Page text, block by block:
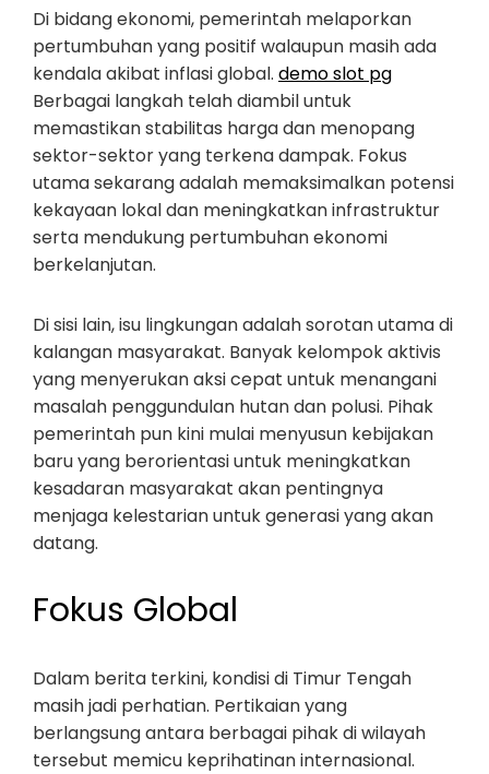
Di bidang ekonomi, pemerintah melaporkan
pertumbuhan yang positif walaupun masih ada
kendala akibat inflasi global. demo slot pg
Berbagai langkah telah diambil untuk
memastikan stabilitas harga dan menopang
sektor-sektor yang terkena dampak. Fokus
utama sekarang adalah memaksimalkan potensi
kekayaan lokal dan meningkatkan infrastruktur
serta mendukung pertumbuhan ekonomi
berkelanjutan.
Di sisi lain, isu lingkungan adalah sorotan utama di
kalangan masyarakat. Banyak kelompok aktivis
yang menyerukan aksi cepat untuk menangani
masalah penggundulan hutan dan polusi. Pihak
pemerintah pun kini mulai menyusun kebijakan
baru yang berorientasi untuk meningkatkan
kesadaran masyarakat akan pentingnya
menjaga kelestarian untuk generasi yang akan
datang.
Fokus Global
Dalam berita terkini, kondisi di Timur Tengah
masih jadi perhatian. Pertikaian yang
berlangsung antara berbagai pihak di wilayah
tersebut memicu keprihatinan internasional.